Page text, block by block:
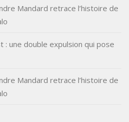
Mandard retrace l’histoire de
: une double expulsion qui pose
Mandard retrace l’histoire de